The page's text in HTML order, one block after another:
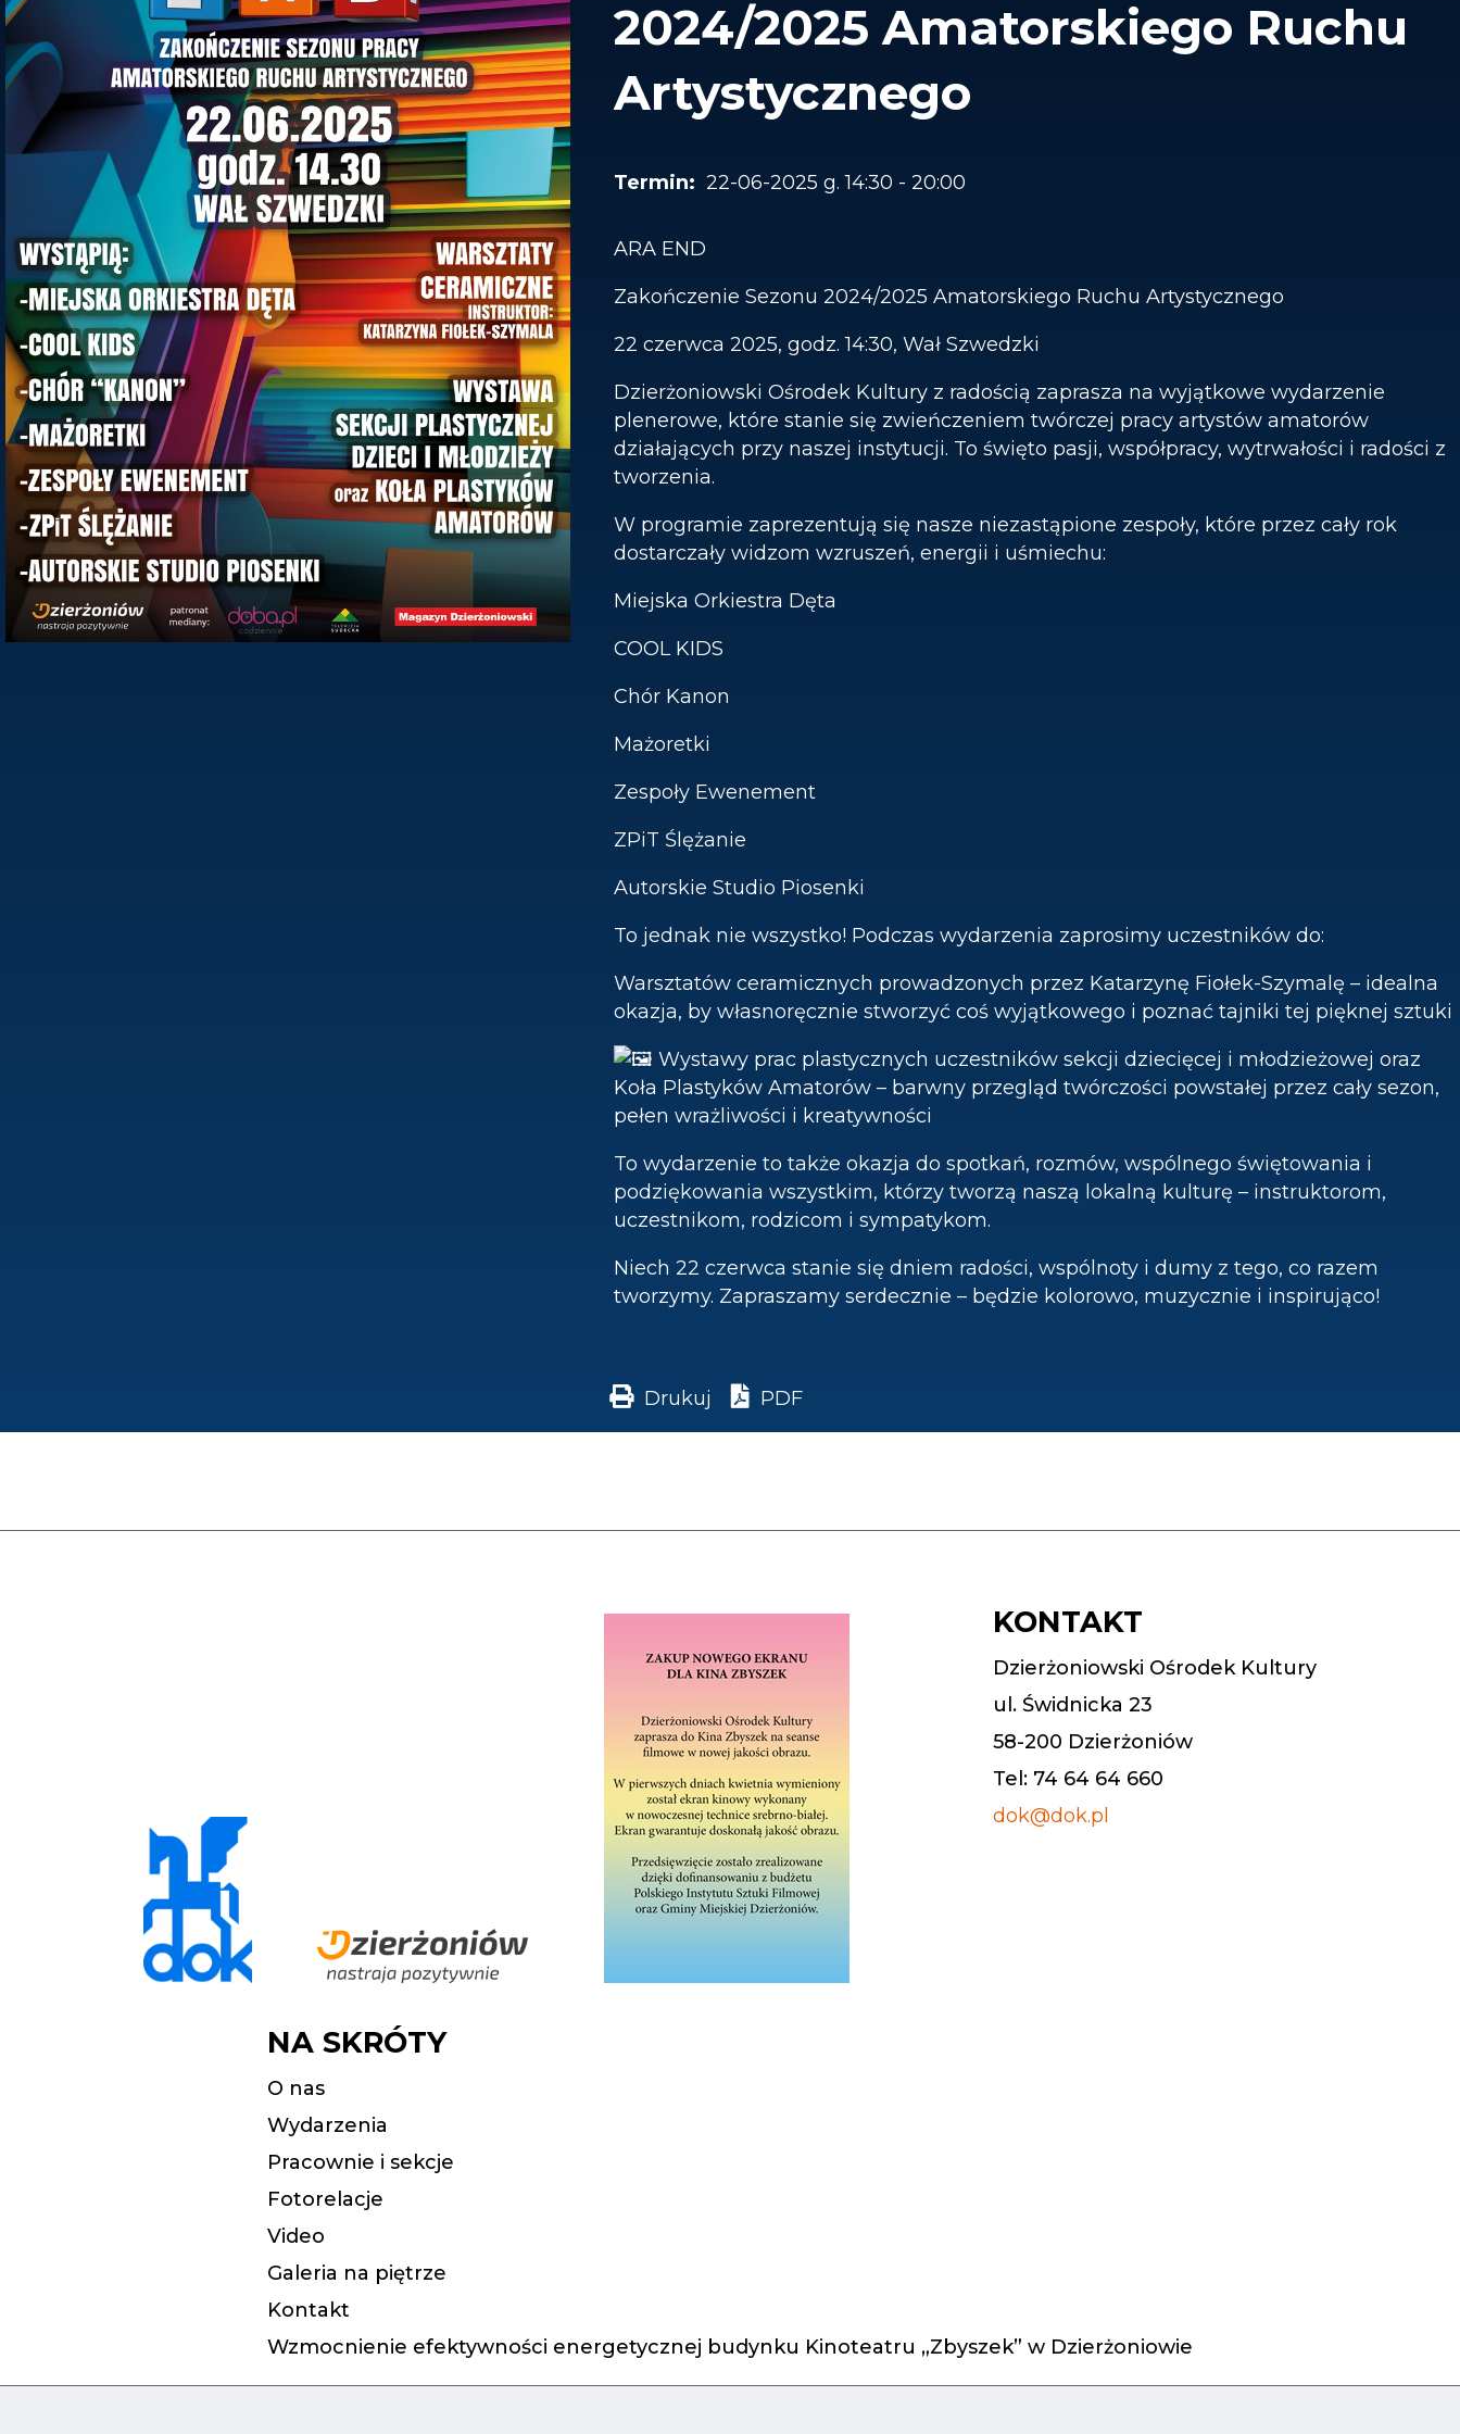
2024/2025 Amatorskiego Ruchu
Artystycznego
22-06-2025 g. 14:30 - 20:00
ARA END
Zakończenie Sezonu 2024/2025 Amatorskiego Ruchu Artystycznego
22 czerwca 2025, godz. 14:30, Wał Szwedzki
Dzierżoniowski Ośrodek Kultury z radością zaprasza na wyjątkowe wydarzenie
plenerowe, które stanie się zwieńczeniem twórczej pracy artystów amatorów
działających przy naszej instytucji. To święto pasji, współpracy, wytrwałości i radości z
tworzenia.
W programie zaprezentują się nasze niezastąpione zespoły, które przez cały rok
dostarczały widzom wzruszeń, energii i uśmiechu:
Miejska Orkiestra Dęta
COOL KIDS
Chór Kanon
Mażoretki
Zespoły Ewenement
ZPiT Ślężanie
Autorskie Studio Piosenki
To jednak nie wszystko! Podczas wydarzenia zaprosimy uczestników do:
Warsztatów ceramicznych prowadzonych przez Katarzynę Fiołek-Szymalę – idealna
okazja, by własnoręcznie stworzyć coś wyjątkowego i poznać tajniki tej pięknej sztuki
Wystawy prac plastycznych uczestników sekcji dziecięcej i młodzieżowej oraz
Koła Plastyków Amatorów – barwny przegląd twórczości powstałej przez cały sezon,
pełen wrażliwości i kreatywności
To wydarzenie to także okazja do spotkań, rozmów, wspólnego świętowania i
podziękowania wszystkim, którzy tworzą naszą lokalną kulturę – instruktorom,
uczestnikom, rodzicom i sympatykom.
Niech 22 czerwca stanie się dniem radości, wspólnoty i dumy z tego, co razem
tworzymy. Zapraszamy serdecznie – będzie kolorowo, muzycznie i inspirująco!
Drukuj PDF
KONTAKT
Dzierżoniowski Ośrodek Kultury
ul. Świdnicka 23
58-200 Dzierżoniów
Tel: 74 64 64 660
dok@dok.pl
NA SKRÓTY
O nas
Wydarzenia
Pracownie i sekcje
Fotorelacje
Video
Galeria na piętrze
Kontakt
Wzmocnienie efektywności energetycznej budynku Kinoteatru „Zbyszek” w Dzierżoniowie